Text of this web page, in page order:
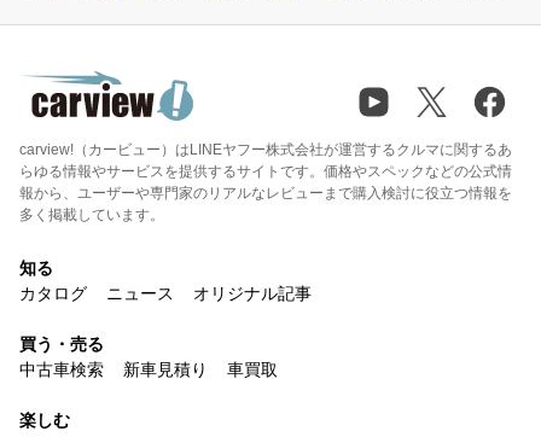
carview!（カービュー）はLINEヤフー株式会社が運営するクルマに関するあ
らゆる情報やサービスを提供するサイトです。価格やスペックなどの公式情
報から、ユーザーや専門家のリアルなレビューまで購入検討に役立つ情報を
多く掲載しています。
知る
カタログ
ニュース オリジナル記事
買う・売る
中古車検索
新車見積り 車買取
楽しむ